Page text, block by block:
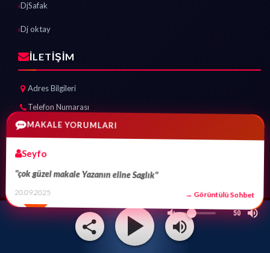
DjSafak
Dj oktay
İLETİŞİM
Adres Bilgileri
Telefon Numarası
E-posta Adresi
2019 ASKFM RADYO. TÜM HAKLARI SAKLIDIR. OFSBILISIM
MAKALE YORUMLARI
Seyfo
"çok güzel makale Yazanın eline Saglık"
20.09.2025 → Görüntülü Sohbet
50